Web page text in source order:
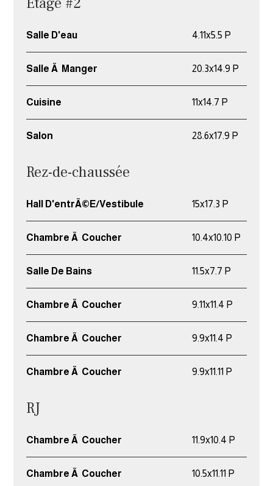
Salle D'eau 4.11x5.5 P
Salle Ã Manger 20.3x14.9 P
Cuisine 11x14.7 P
Salon 28.6x17.9 P
Rez-de-chaussée
Hall D'entrÃ©e/Vestibule 15x17.3 P
Chambre Ã Coucher 10.4x10.10 P
Salle De Bains 11.5x7.7 P
Chambre Ã Coucher 9.11x11.4 P
Chambre Ã Coucher 9.9x11.4 P
Chambre Ã Coucher 9.9x11.11 P
RJ
Chambre Ã Coucher 11.9x10.4 P
Chambre Ã Coucher 10.5x11.11 P